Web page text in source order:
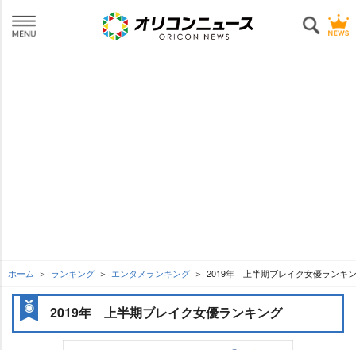
ホーム ランキング エンタメランキング 2019年 上半期ブレイク女優ランキ
2019年 上半期ブレイク女優ランキング